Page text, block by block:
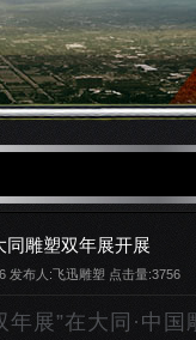
同雕塑双年展开展
发布人:飞迅雕塑 点击量:3756
展”在大同·中